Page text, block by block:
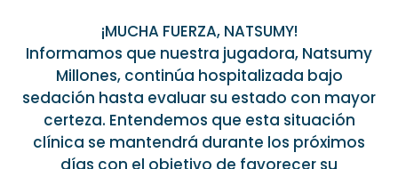
¡MUCHA FUERZA, NATSUMY!
Informamos que nuestra jugadora, Natsumy
Millones, continúa hospitalizada bajo
sedación hasta evaluar su estado con mayor
certeza. Entendemos que esta situación
clínica se mantendrá durante los próximos